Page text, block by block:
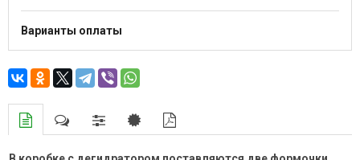
Варианты оплаты